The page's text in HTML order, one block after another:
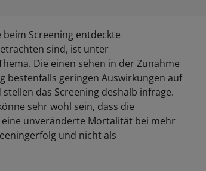
Screening entdeckte
sind, ist unter
Die einen sehen in der Zunahme
bestenfalls geringen Auswirkungen auf
das Screening deshalb infrage.
sehr wohl sein, dass die
unveränderte Mortalität bei mehr
und nicht als